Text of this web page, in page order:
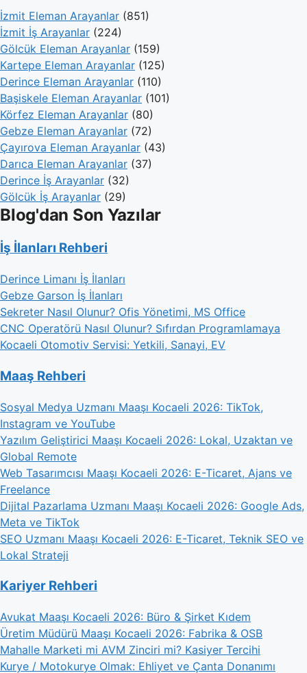
İzmit Eleman Arayanlar (851)
İzmit İş Arayanlar (224)
Gölcük Eleman Arayanlar (159)
Kartepe Eleman Arayanlar (125)
Derince Eleman Arayanlar (110)
Başiskele Eleman Arayanlar (101)
Körfez Eleman Arayanlar (80)
Gebze Eleman Arayanlar (72)
Çayırova Eleman Arayanlar (43)
Darıca Eleman Arayanlar (37)
Derince İş Arayanlar (32)
Gölcük İş Arayanlar (29)
Blog'dan Son Yazılar
İş İlanları Rehberi
Derince Limanı İş İlanları
Gebze Garson İş İlanları
Sekreter Nasıl Olunur? Ofis Yönetimi, MS Office
CNC Operatörü Nasıl Olunur? Sıfırdan Programlamaya
Kocaeli Otomotiv Servisi: Yetkili, Sanayi, EV
Maaş Rehberi
Sosyal Medya Uzmanı Maaşı Kocaeli 2026: TikTok,
Instagram ve YouTube
Yazılım Geliştirici Maaşı Kocaeli 2026: Lokal, Uzaktan ve
Global Remote
Web Tasarımcısı Maaşı Kocaeli 2026: E-Ticaret, Ajans ve
Freelance
Dijital Pazarlama Uzmanı Maaşı Kocaeli 2026: Google Ads,
Meta ve TikTok
SEO Uzmanı Maaşı Kocaeli 2026: E-Ticaret, Teknik SEO ve
Lokal Strateji
Kariyer Rehberi
Avukat Maaşı Kocaeli 2026: Büro & Şirket Kıdem
Üretim Müdürü Maaşı Kocaeli 2026: Fabrika & OSB
Mahalle Marketi mi AVM Zinciri mi? Kasiyer Tercihi
Kurye / Motokurye Olmak: Ehliyet ve Çanta Donanımı